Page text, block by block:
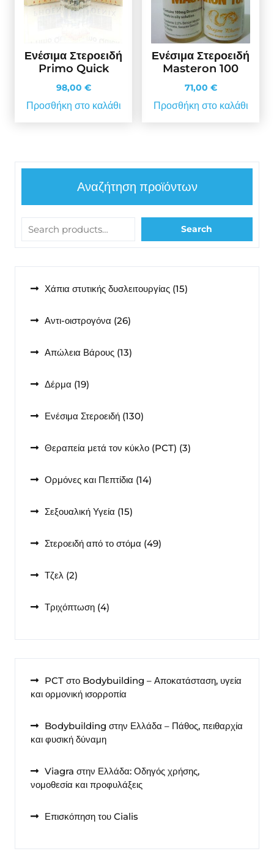
Ενέσιμα Στεροειδή
Primo Quick
98,00 €
Προσθήκη στο καλάθι
Ενέσιμα Στεροειδή
Masteron 100
71,00 €
Προσθήκη στο καλάθι
Αναζήτηση προϊόντων
Search
Χάπια στυτικής δυσλειτουργίας 1515
Αντι-οιστρογόνα 2626
Απώλεια Βάρους 1313
Δέρμα 1919
Ενέσιμα Στεροειδή 130130
Θεραπεία μετά τον κύκλο (PCT) 33
Ορμόνες και Πεπτίδια 1414
Σεξουαλική Υγεία 1515
Στεροειδή από το στόμα 4949
Τζελ 22
Τριχόπτωση 44
PCT στο Bodybuilding – Αποκατάσταση, υγεία
και ορμονική ισορροπία
Bodybuilding στην Ελλάδα – Πάθος, πειθαρχία
και φυσική δύναμη
Viagra στην Ελλάδα: Οδηγός χρήσης,
νομοθεσία και προφυλάξεις
Επισκόπηση του Cialis